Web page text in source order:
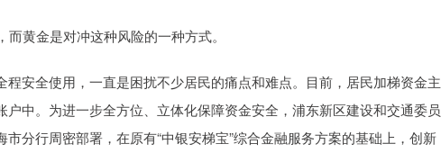
黄金是对冲这种风险的一种方式。
安全使用，一直是困扰不少居民的痛点和难点。目前，居民加梯资金主
中。为进一步全方位、立体化保障资金安全，浦东新区建设和交通委员
分行周密部署，在原有“中银安梯宝”综合金融服务方案的基础上，创新